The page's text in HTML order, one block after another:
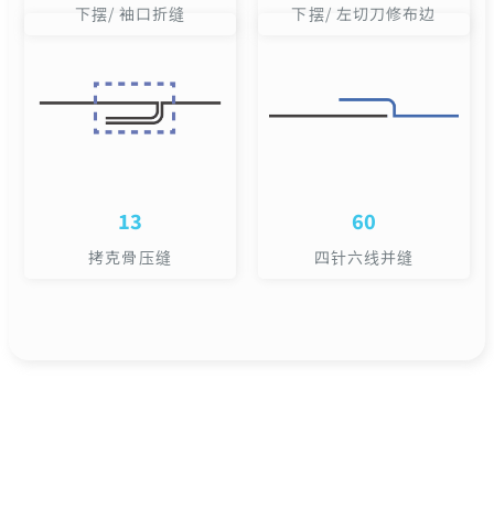
下摆/ 袖口折缝 下摆/ 左切刀修布边
13
拷克骨压缝
60
四针六线并缝